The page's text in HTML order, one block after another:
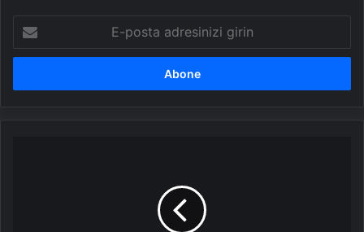
posta
adresinizi